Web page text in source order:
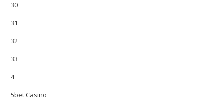
30
31
32
33
4
5bet Casino